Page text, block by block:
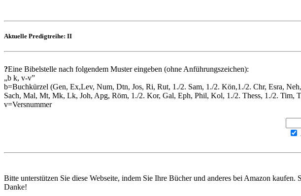
Aktuelle Predigtreihe: II
?Eine Bibelstelle nach folgendem Muster eingeben (ohne Anführungszeichen):
„b k, v-v”
b=Buchkürzel (Gen, Ex,Lev, Num, Dtn, Jos, Ri, Rut, 1./2. Sam, 1./2. Kön,1./2. Chr, Esra,
Sach, Mal, Mt, Mk, Lk, Joh, Apg, Röm, 1./2. Kor, Gal, Eph, Phil, Kol, 1./2. Thess, 1./2. Tim,
v=Versnummer
Bitte unterstützen Sie diese Webseite, indem Sie Ihre Bücher und anderes bei Amazon
Danke!